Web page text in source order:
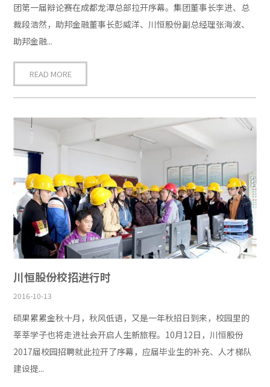
团第一届辩论赛在成都龙潭总部拉开序幕。集团董事长李进、总
裁段浩然，助邦金融董事长彭威洋、川恒股份副总经理张海波、
助邦金融...
READ MORE
川恒股份校招进行时
2016-10-13
硕果累累金秋十月，秋风低语，又是一年秋招日到来，校园里的
莘莘学子也将走进社会开启人生新旅程。10月12日，川恒股份
2017届校园招聘就此拉开了序幕，应届毕业生的补充、人才梯队
建设提...